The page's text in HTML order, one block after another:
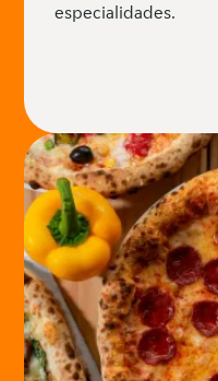
especialidades.